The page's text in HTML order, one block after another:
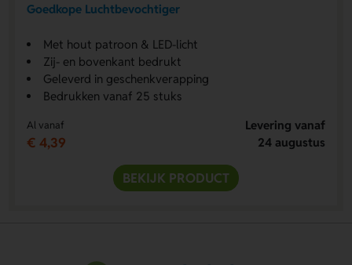
Goedkope Luchtbevochtiger
Met hout patroon & LED-licht
Zij- en bovenkant bedrukt
Geleverd in geschenkverapping
Bedrukken vanaf 25 stuks
Al vanaf
€ 4,39
Levering vanaf
24 augustus
BEKIJK PRODUCT